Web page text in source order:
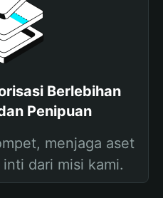
Berlebihan
Penipuan
menjaga aset
dari misi kami.